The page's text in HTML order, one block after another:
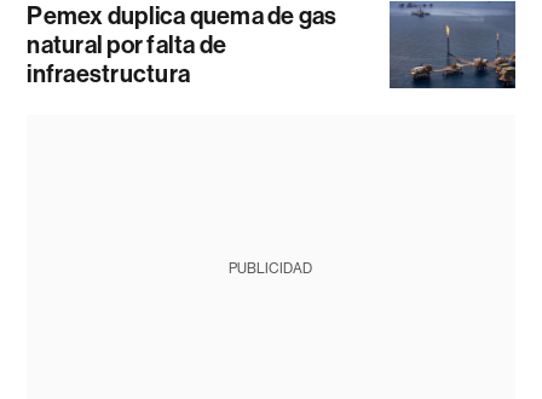
Pemex duplica quema de gas
natural por falta de
infraestructura
PUBLICIDAD